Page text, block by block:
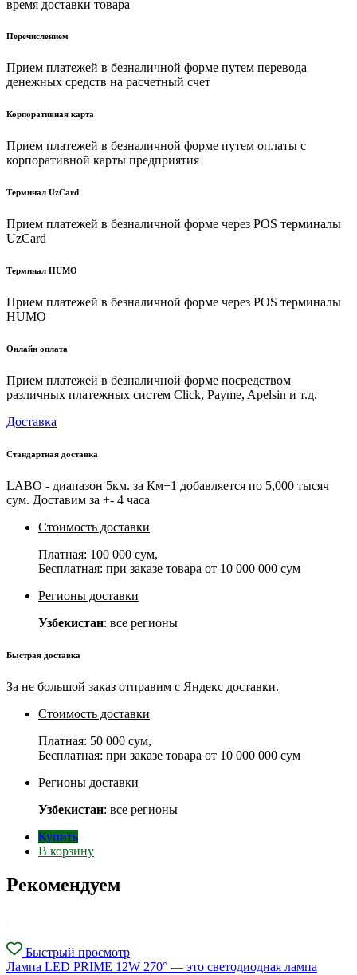
время доставки товара
Перечислением
Прием платежей в безналичной форме путем перевода
денежных средств на расчетный счет
Корпоративная карта
Прием платежей в безналичной форме путем оплаты с
корпоративной карты предприятия
Терминал UzCard
Прием платежей в безналичной форме через POS терминалы
UzCard
Терминал HUMO
Прием платежей в безналичной форме через POS терминалы
HUMO
Онлайн оплата
Прием платежей в безналичной форме посредством
различных платежных систем Click, Payme, Apelsin и т.д.
Доставка
Стандартная доставка
LABO - диапазон 5км. за Км+1 добавляется по 5,000 тысяч
сум. Доставим за +- 4 часа
Стоимость доставки
Платная: 100 000 сум,
Бесплатная: при заказе товара от 10 000 000 сум
Регионы доставки
Узбекистан: все регионы
Быстрая доставка
За не большой заказ отправим с Яндекс доставки.
Стоимость доставки
Платная: 50 000 сум,
Бесплатная: при заказе товара от 10 000 000 сум
Регионы доставки
Узбекистан: все регионы
Купить
В корзину
Рекомендуем
Быстрый просмотр
Лампа LED PRIME 12W 270° — это светодиодная лампа